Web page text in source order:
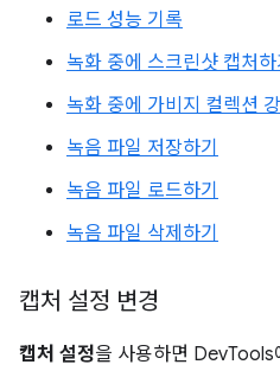
로드 성능 기록
녹화 중에 스크린샷 캡처하
녹화 중에 가비지 컬렉션
녹음 파일 저장하기
녹음 파일 로드하기
녹음 파일 삭제하기
캡처 설정 변경
캡처 설정을 사용하면 DevTools